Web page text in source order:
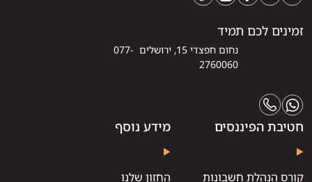
זמינים לכם תמיד
נחום חפצדי 15, ירושלים 077-
2760060
חטיבת הפיננסים
קורס הנהלת חשבונות
מידע נוסף
החזון שלנו